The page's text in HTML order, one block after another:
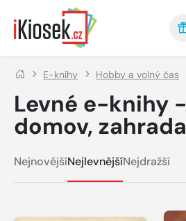
Přejít na hlavní obsah
E-knihy Hobby a volný čas
Levné e-knihy -
domov, zahrada
NejnovějšíNejlevnějšíNejdražší